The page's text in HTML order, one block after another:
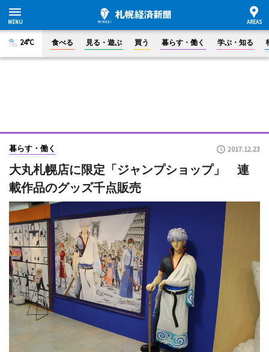
24°C 食べる 見る・遊ぶ 買う 暮らす・働く 学ぶ・知る
暮らす・働く 2017.12.23
大丸札幌店に限定「ジャンプショップ」 連
載作品のグッズ千点販売